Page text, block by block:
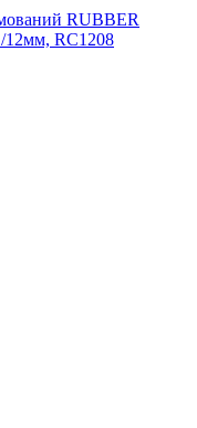
RUBBER
RC1208